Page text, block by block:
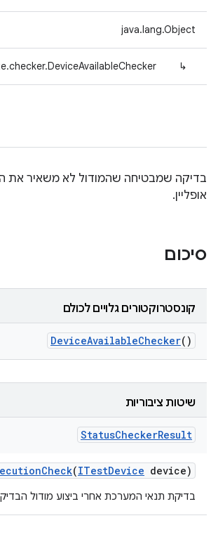
java.lang.Object
↳
בדיקה שמבטיחה שהמודול לא משאיר את
אופליין.
סיכום
קונסטרוקטורים גלויים לכולם
DeviceAvailableChecker()
שיטות ציבוריות
StatusCheckerResult
Check(ITestDevice device)
בדיקת תנאי המערכת אחרי ביצוע מודול